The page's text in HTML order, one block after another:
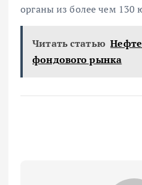
органы из более чем 130
Читать статью
фондового рынка